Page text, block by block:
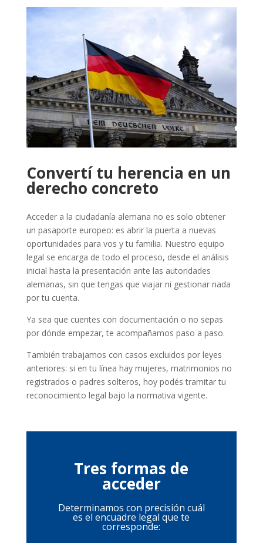
Convertí tu herencia en un
derecho concreto
Acceder a la ciudadanía alemana no es solo obtener
un pasaporte europeo: es abrir la puerta a nuevas
oportunidades para vos y tu familia. Nuestro equipo
legal se encarga de todo el proceso, desde el análisis
inicial hasta la presentación ante las autoridades
alemanas, sin que tengas que viajar ni gestionar nada
por tu cuenta.
Ya sea que cuentes con documentación o no sepas
por dónde empezar, te acompañamos paso a paso.
También trabajamos con casos excluidos por leyes
anteriores: si en tu línea hay mujeres, matrimonios no
registrados o padres solteros, hoy podés tramitar tu
reconocimiento legal bajo la normativa vigente.
Tres formas de
acceder
Determinamos con precisión cuál
es el encuadre legal que te
corresponde: